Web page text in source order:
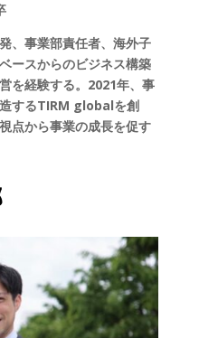
、事業部責任者、海外子
ースからのビジネス構築
を経験する。 2021年、事
するTIRM globalを創
点から事業の成長を促す